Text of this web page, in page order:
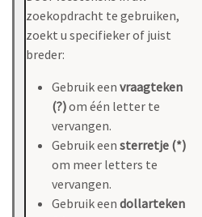
zoekopdracht te gebruiken,
zoekt u specifieker of juist
breder:
Gebruik een vraagteken
(?)om één letter te
vervangen.
Gebruik een sterretje (*)
om meer letters te
vervangen.
Gebruik een dollarteken